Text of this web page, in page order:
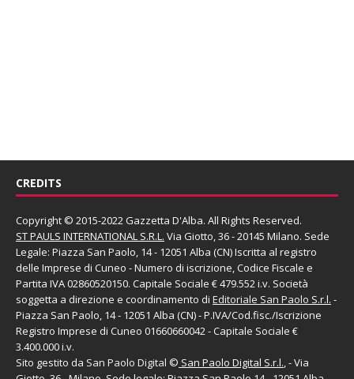
CREDITS
Copyright © 2015-2022 Gazzetta D'Alba. All Rights Reserved.
ST PAULS INTERNATIONAL S.R.L. Via Giotto, 36 - 20145 Milano. Sede
Legale: Piazza San Paolo, 14 - 12051 Alba (CN) Iscritta al registro
delle Imprese di Cuneo - Numero di iscrizione, Codice Fiscale e
Partita IVA 02860520150. Capitale Sociale € 479.552 i.v. Società
soggetta a direzione e coordinamento di Editoriale San Paolo S.r.l. -
Piazza San Paolo, 14 - 12051 Alba (CN) - P.IVA/Cod.fisc./Iscrizione
Registro Imprese di Cuneo 01660660042 - Capitale Sociale €
3.400.000 i.v.
Sito gestito da San Paolo Digital © San Paolo Digital S.r.l., - Via